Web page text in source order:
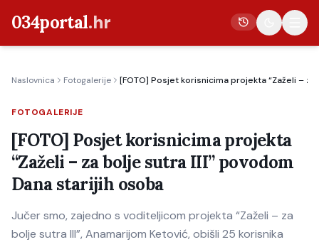
034portal.hr
Crna kronika
Poljoprivreda
Politika
Gospodarstvo
Život
Naslovnica Fotogalerije [FOTO] Posjet korisnicima projekta “Zaželi –
FOTOGALERIJE
[FOTO] Posjet korisnicima projekta
“Zaželi – za bolje sutra III” povodom
Dana starijih osoba
Jučer smo, zajedno s voditeljicom projekta “Zaželi – za
bolje sutra III”, Anamarijom Ketović, obišli 25 korisnika